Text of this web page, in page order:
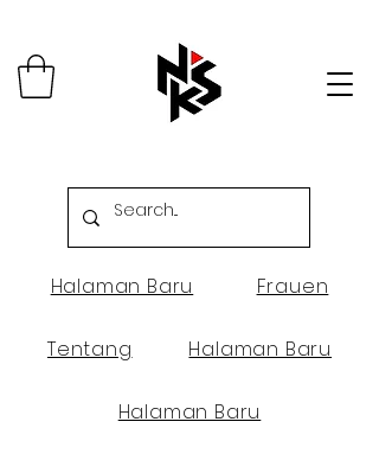
Halaman Baru Frauen
Tentang Halaman Baru
Halaman Baru